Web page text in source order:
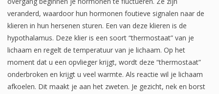
veranderd, waardoor hun hormonen foutieve signalen naar de
klieren in hun hersenen sturen. Een van deze klieren is de
hypothalamus. Deze klier is een soort “thermostaat” van je
lichaam en regelt de temperatuur van je lichaam. Op het
moment dat u een opvlieger krijgt, wordt deze “thermostaat”
onderbroken en krijgt u veel warmte. Als reactie wil je lichaam
afkoelen. Dit maakt je aan het zweten. Je gezicht, nek en borst